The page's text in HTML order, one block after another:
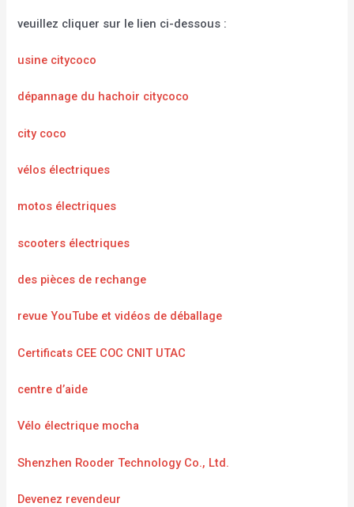
veuillez cliquer sur le lien ci-dessous :
usine citycoco
dépannage du hachoir citycoco
city coco
vélos électriques
motos électriques
scooters électriques
des pièces de rechange
revue YouTube et vidéos de déballage
Certificats CEE COC CNIT UTAC
centre d’aide
Vélo électrique mocha
Shenzhen Rooder Technology Co., Ltd.
Devenez revendeur